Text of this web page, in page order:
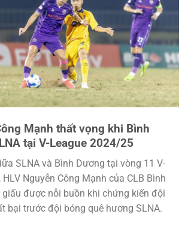
Mạnh thất vọng khi Bình
tại V-League 2024/25
SLNA và Bình Dương tại vòng 11 V-
Nguyễn Công Mạnh của CLB Bình
giấu được nỗi buồn khi chứng kiến đội
bại trước đội bóng quê hương SLNA.